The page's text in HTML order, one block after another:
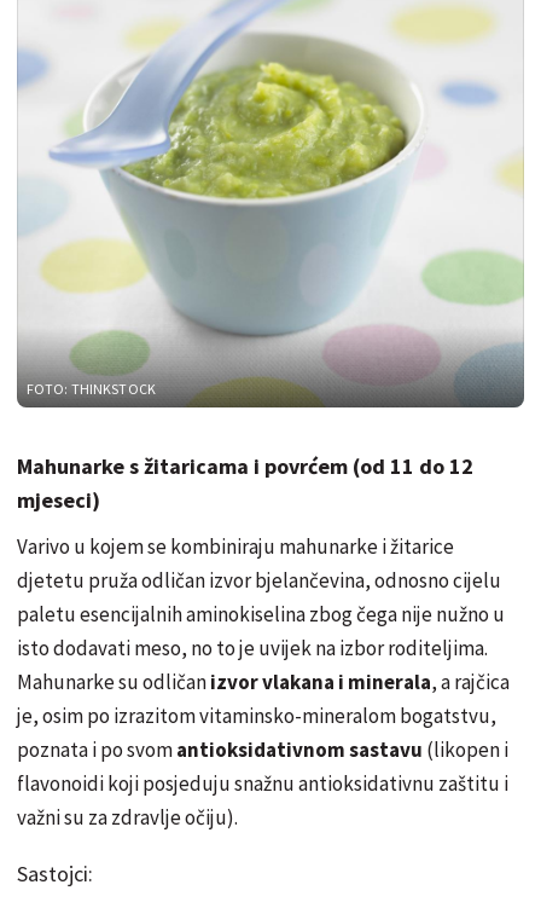
FOTO: THINKSTOCK
Mahunarke s žitaricama i povrćem (od 11 do 12
mjeseci)
Varivo u kojem se kombiniraju mahunarke i žitarice
djetetu pruža odličan izvor bjelančevina, odnosno cijelu
paletu esencijalnih aminokiselina zbog čega nije nužno u
isto dodavati meso, no to je uvijek na izbor roditeljima.
Mahunarke su odličanizvor vlakana i minerala, a rajčica
je, osim po izrazitom vitaminsko-mineralom bogatstvu,
poznata i po svomantioksidativnom sastavu (likopen i
flavonoidi koji posjeduju snažnu antioksidativnu zaštitu i
važni su za zdravlje očiju).
Sastojci: